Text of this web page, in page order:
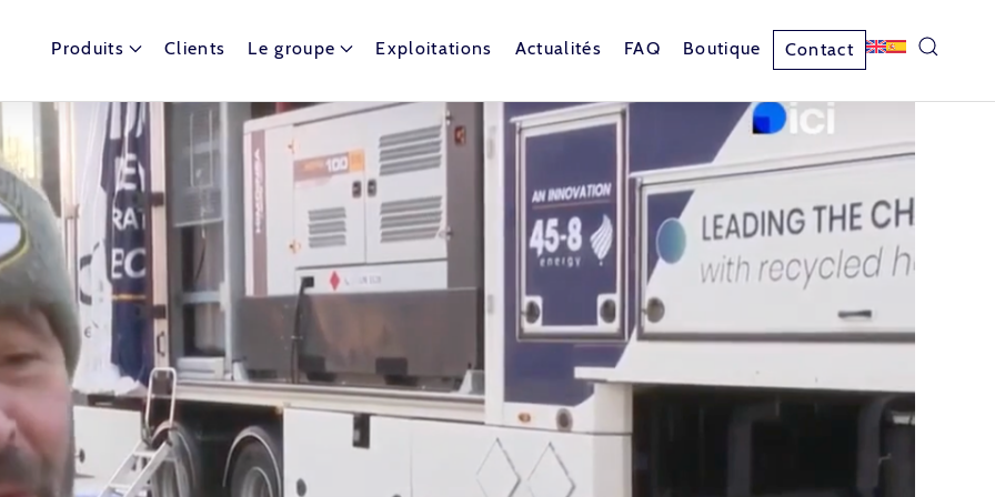
de nombreux ballons captifs autour du globe.
Produits Clients Le groupe Exploitations Actualités FAQ Boutique Contact